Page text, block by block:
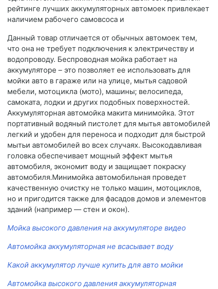
рейтинге лучших аккумуляторных автомоек привлекает
наличием рабочего самовсоса и
Данный товар отличается от обычных автомоек тем,
что она не требует подключения к электричеству и
водопроводу. Беспроводная мойка работает на
аккумуляторе – это позволяет ее использовать для
мойки авто в гараже или на улице, мытья садовой
мебели, мотоцикла (мото), машины; велосипеда,
самоката, лодки и других подобных поверхностей.
Аккумуляторная автомойка макита минимойка. Этот
портативный водяный пистолет для мытья автомобилей
легкий и удобен для переноса и подходит для быстрой
мытьи автомобилей во всех случаях. Высокодавливая
головка обеспечивает мощный эффект мытья
автомобиля, экономит воду и защищает покраску
автомобиля.Минимойка автомобильная проведет
качественную очистку не только машин, мотоциклов,
но и пригодится также для фасадов домов и элементов
зданий (например — стен и окон).
Мойка высокого давления на аккумуляторе видео
Автомойка аккумуляторная не всасывает воду
Какой аккумулятор лучше купить для авто мойки
Автомойка высокого давления аккумуляторная